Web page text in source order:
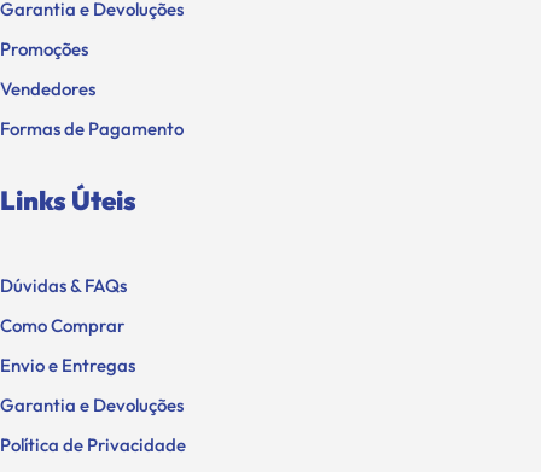
Garantia e Devoluções
Promoções
Vendedores
Formas de Pagamento
Links Úteis
Dúvidas & FAQs
Como Comprar
Envio e Entregas
Garantia e Devoluções
Política de Privacidade